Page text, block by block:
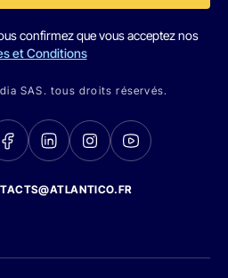
confirmez que vous acceptez nos
et Conditions
SAS. tous droits réservés.